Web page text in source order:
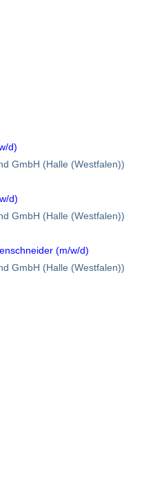
d)
GmbH (Halle (Westfalen))
d)
GmbH (Halle (Westfalen))
(m/w/d)
GmbH (Halle (Westfalen))